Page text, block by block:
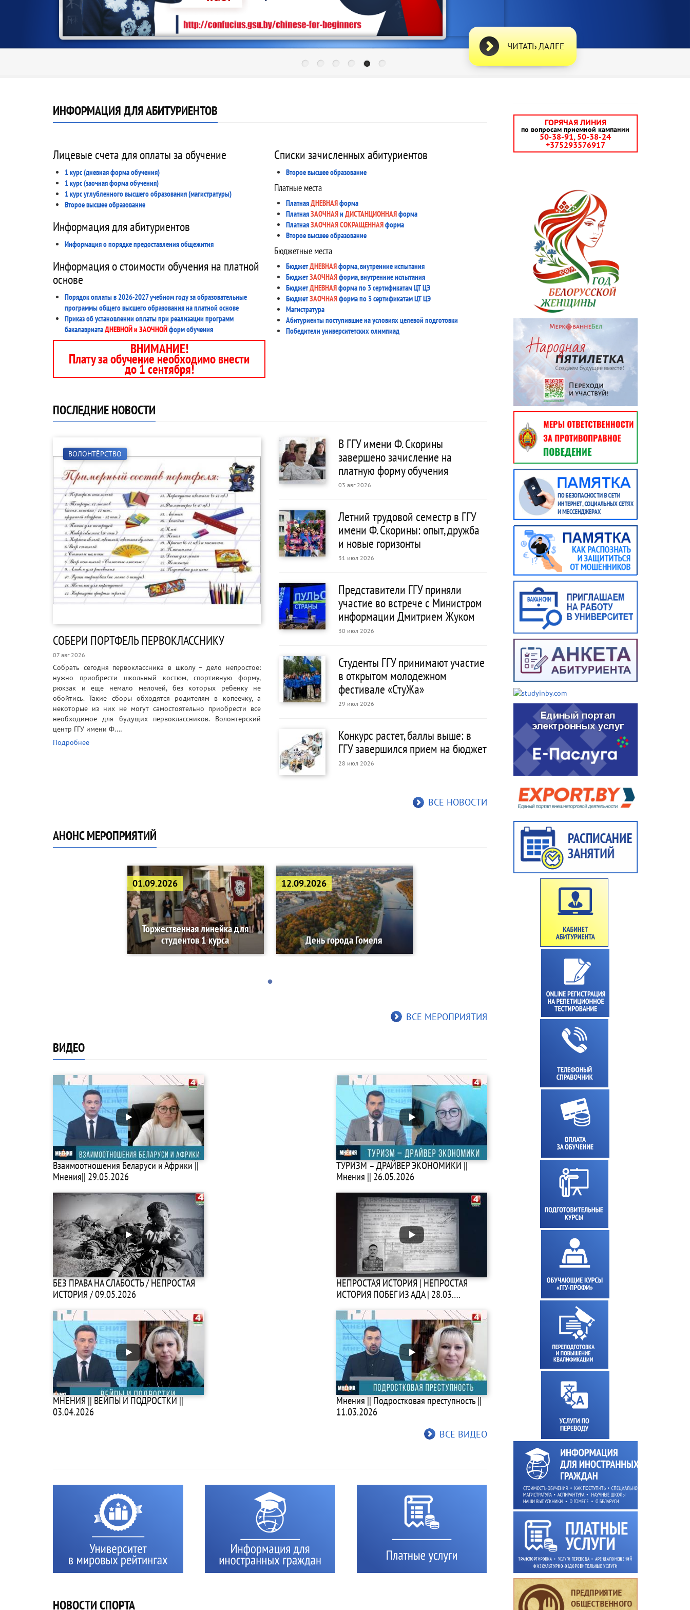
ЧИТАТЬ ДАЛЕЕ
ИНФОРМАЦИЯ ДЛЯ АБИТУРИЕНТОВ
Лицевые счета для оплаты за обучение
1 курс (дневная форма обучения)
1 курс (заочная форма обучения)
1 курс углубленного высшего образования (магистратуры)
Второе высшее образование
Информация для абитуриентов
Информация о порядке предоставления общежития
Информация о стоимости обучения на платной
основе
Порядок оплаты в 2026-2027 учебном году за образовательные
программы общего высшего образования на платной основе
Приказ об установлении оплаты при реализации программ
бакалавриатаДНЕВНОЙ и ЗАОЧНОЙформ обучения
ВНИМАНИЕ!
Плату за обучение необходимо внести
до 1 сентября!
Списки зачисленных абитуриентов
Второе высшее образование
Платные места
ПлатнаяДНЕВНАЯформа
ПлатнаяЗАОЧНАЯиДИСТАНЦИОННАЯформа
ПлатнаяЗАОЧНАЯ СОКРАЩЕННАЯформа
Второе высшее образование
Бюджетные места
БюджетДНЕВНАЯформа, внутренние испытания
БюджетЗАОЧНАЯформа, внутренние испытания
БюджетДНЕВНАЯформа по 3 сертификатам ЦТ ЦЭ
БюджетЗАОЧНАЯформа по 3 сертификатам ЦТ ЦЭ
Магистратура
Абитуриенты поступившие на условиях целевой подготовки
Победители университетских олимпиад
ПОСЛЕДНИЕ НОВОСТИ
ВОЛОНТЁРСТВО
СОБЕРИ ПОРТФЕЛЬ ПЕРВОКЛАССНИКУ
07 авг 2026
Собрать сегодня первоклассника в школу – дело непростое:
нужно приобрести школьный костюм, спортивную форму,
рюкзак и еще немало мелочей, без которых ребенку не
обойтись. Такие сборы обходятся родителям в копеечку, а
некоторые из них не могут самостоятельно приобрести все
необходимое для будущих первоклассников. Волонтерский
центр ГГУ имени Ф.…
Подробнее
В ГГУ имени Ф. Скорины
завершено зачисление на
платную форму обучения
03 авг 2026
Летний трудовой семестр в ГГУ
имени Ф. Скорины: опыт, дружба
и новые горизонты
31 июл 2026
Представители ГГУ приняли
участие во встрече с Министром
информации Дмитрием Жуком
30 июл 2026
Студенты ГГУ принимают участие
в открытом молодежном
фестивале «СтуЖа»
29 июл 2026
Конкурс растет, баллы выше: в
ГГУ завершился прием на бюджет
28 июл 2026
ВСЕ НОВОСТИ
АНОНС МЕРОПРИЯТИЙ
01.09.2026
Торжественная линейка для
студентов 1 курса
12.09.2026
День города Гомеля
ВСЕ МЕРОПРИЯТИЯ
ВИДЕО
Взаимоотношения Беларуси и Африки ||
Мнения|| 29.05.2026
ТУРИЗМ – ДРАЙВЕР ЭКОНОМИКИ ||
Мнения || 26.05.2026
БЕЗ ПРАВА НА СЛАБОСТЬ / НЕПРОСТАЯ
ИСТОРИЯ / 09.05.2026
НЕПРОСТАЯ ИСТОРИЯ | НЕПРОСТАЯ
ИСТОРИЯ ПОБЕГ ИЗ АДА | 28.03.…
МНЕНИЯ || ВЕЙПЫ И ПОДРОСТКИ ||
03.04.2026
Мнения || Подростковая преступность ||
11.03.2026
ВСЁ ВИДЕО
НОВОСТИ СПОРТА
ГОРЯЧАЯ ЛИНИЯ
по вопросам приемной кампании
50-38-91, 50-38-24
+375293576917